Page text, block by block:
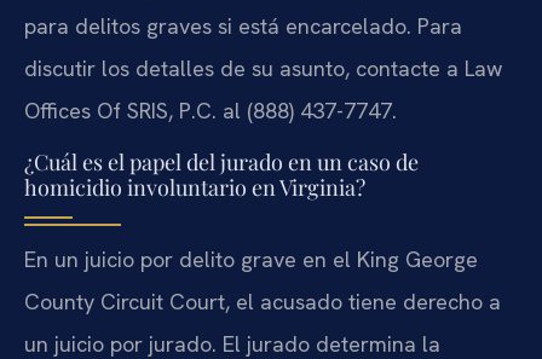
para delitos graves si está encarcelado. Para
discutir los detalles de su asunto, contacte a Law
Offices Of SRIS, P.C. al (888) 437-7747.
¿Cuál es el papel del jurado en un caso de
homicidio involuntario en Virginia?
En un juicio por delito grave en el King George
County Circuit Court, el acusado tiene derecho a
un juicio por jurado. El jurado determina la